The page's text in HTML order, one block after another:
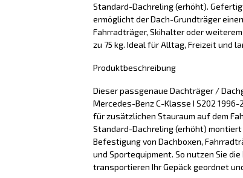
Standard-Dachreling (erhöht).
ermöglicht der Dach-Grundträger
Fahrradträger, Skihalter oder
zu 75 kg. Ideal für Alltag, Freizeit und
Produktbeschreibung
Dieser passgenaue Dachträger /
Mercedes-Benz C-Klasse I S202
für zusätzlichen Stauraum auf dem
Standard-Dachreling (erhöht)
Befestigung von Dachboxen,
und Sportequipment. So nutzen Sie
transportieren Ihr Gepäck geordnet